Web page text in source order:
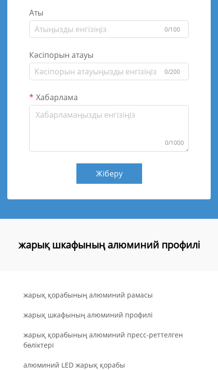
Аты
0/100
Кәсіпорын атауы
0/200
Хабарлама
0/1000
Жіберу
жарық шкафының алюминий профилі
жарық қорабының алюминий рамасы
жарық шкафының алюминий профилі
жарық қорабының алюминий пресс-реттелген
бөліктері
алюминий LED жарық қорабы